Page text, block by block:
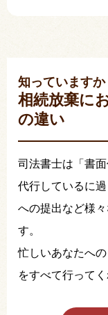
知っていますか
相続放棄に
の違い
司法書士は「書
代行しているに
への提出など様
す。
忙しいあなたへ
をすべて行って